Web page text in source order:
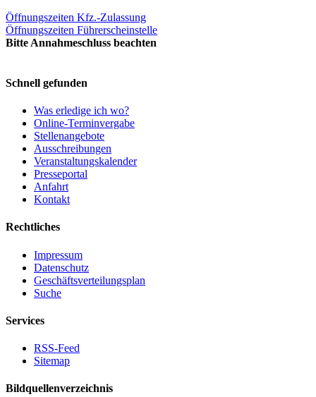
Öffnungszeiten Kfz.-Zulassung
Öffnungszeiten Führerscheinstelle
Bitte Annahmeschluss beachten
Schnell gefunden
Was erledige ich wo?
Online-Terminvergabe
Stellenangebote
Ausschreibungen
Veranstaltungskalender
Presseportal
Anfahrt
Kontakt
Rechtliches
Impressum
Datenschutz
Geschäftsverteilungsplan
Suche
Services
RSS-Feed
Sitemap
Bildquellenverzeichnis